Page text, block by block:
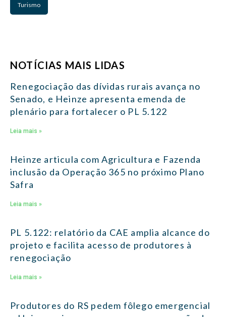
Turismo
NOTÍCIAS MAIS LIDAS
Renegociação das dívidas rurais avança no
Senado, e Heinze apresenta emenda de
plenário para fortalecer o PL 5.122
Leia mais »
Heinze articula com Agricultura e Fazenda
inclusão da Operação 365 no próximo Plano
Safra
Leia mais »
PL 5.122: relatório da CAE amplia alcance do
projeto e facilita acesso de produtores à
renegociação
Leia mais »
Produtores do RS pedem fôlego emergencial